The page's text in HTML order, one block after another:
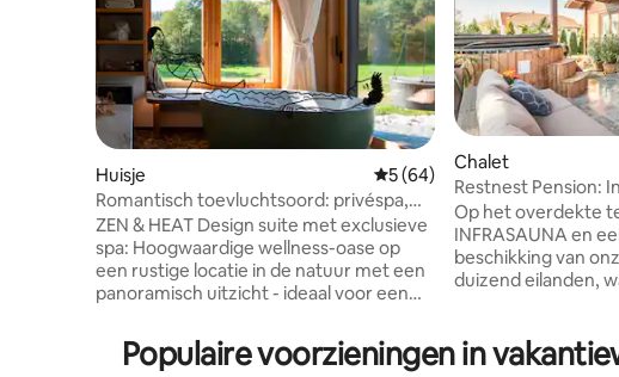
Huisje Gemiddelde beoordeling van
5 (64)
Romantisch toevluchtsoord: privéspa,
natuur en karakter
ZEN & HEAT Design suite met exclusieve
spa: Hoogwaardige wellness-oase op
een rustige locatie in de natuur met een
panoramisch uitzicht - ideaal voor een
die naar buiten opent met een douche
en een vrijstaand bad voor koppels, een
Chalet
Restnest Pension:
kuipbad
Op het overdekte
INFRASAUNA en
beschikking van onze
duizend eilanden,
actieve recreatie. Het huis met
airconditioning is
Populaire voorzieningen in